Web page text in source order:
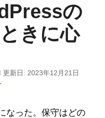
の
きに心
更新日: 2023年12月21日
なった。保守はどの